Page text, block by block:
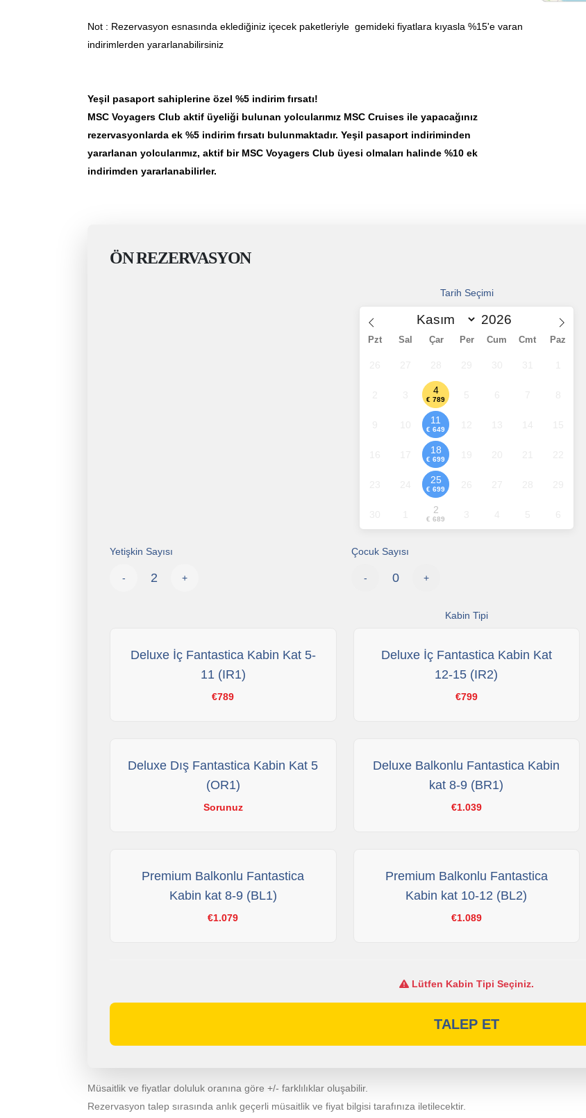
Not : Rezervasyon esnasında eklediğiniz içecek paketleriyle gemideki fiyatlara kıyasla %15'e varan
indirimlerden yararlanabilirsiniz
Yeşil pasaport sahiplerine özel %5 indirim fırsatı!
MSC Voyagers Club aktif üyeliği bulunan yolcularımız MSC Cruises ile yapacağınız
rezervasyonlarda ek %5 indirim fırsatı bulunmaktadır. Yeşil pasaport indiriminden
yararlanan yolcularımız, aktif bir MSC Voyagers Club üyesi olmaları halinde %10 ek
indirimden yararlanabilirler.
ÖN REZERVASYON
Tarih Seçimi
Pzt Sal Çar Per Cum Cmt Paz
4
€ 789
11
€ 649
18
€ 699
25
€ 699
2
€ 689
Yetişkin Sayısı
- +
Çocuk Sayısı
- +
Kabin Tipi
Deluxe İç Fantastica Kabin Kat 5-
11 (IR1)
€789
Deluxe İç Fantastica Kabin Kat
12-15 (IR2)
€799
Deluxe Dış Fantastica Kabin Kat 5
(OR1)
Sorunuz
Deluxe Balkonlu Fantastica Kabin
kat 8-9 (BR1)
€1.039
Premium Balkonlu Fantastica
Kabin kat 8-9 (BL1)
€1.079
Premium Balkonlu Fantastica
Kabin kat 10-12 (BL2)
€1.089
Lütfen Kabin Tipi Seçiniz.
TALEP ET
Müsaitlik ve fiyatlar doluluk oranına göre +/- farklılıklar oluşabilir.
Rezervasyon talep sırasında anlık geçerli müsaitlik ve fiyat bilgisi tarafınıza iletilecektir.